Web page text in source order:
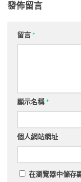
發佈留言
留言*
顯示名稱*
個人網站網址
在瀏覽器中儲存